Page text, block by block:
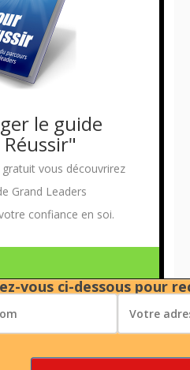
le guide
vous découvrirez
Grand Leaders
confiance en soi.
vous ci-dessous pour